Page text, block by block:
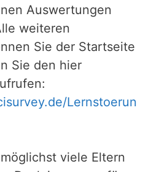
Auswertungen
weiteren
Sie der Startseite
Sie den hier
Lernstoerun
viele Eltern